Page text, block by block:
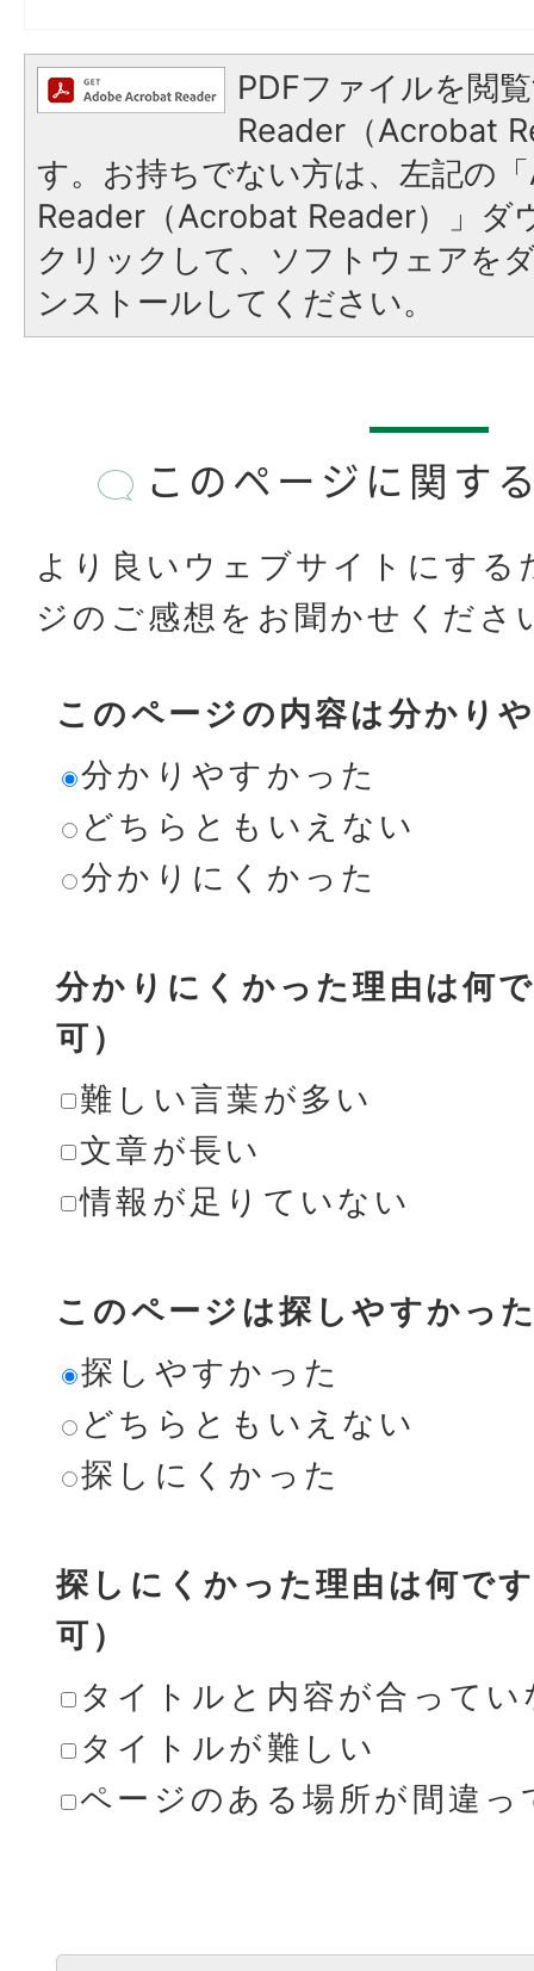
PDFファイルを閲
Reader（Acrobat
す。お持ちでない方は、左記の
Reader（Acrobat Reader）」ダ
クリックして、ソフトウェアを
ンストールしてください。
このページに関す
より良いウェブサイトにする
ジのご感想をお聞かせくださ
このページの内容は分かり
分かりやすかった
どちらともいえない
分かりにくかった
分かりにくかった理由は何
可）
難しい言葉が多い
文章が長い
情報が足りていない
このページは探しやすかっ
探しやすかった
どちらともいえない
探しにくかった
探しにくかった理由は何で
可）
タイトルと内容が合ってい
タイトルが難しい
ページのある場所が間違っ